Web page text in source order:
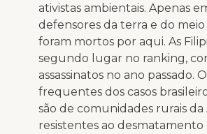
ativistas ambientais. Apenas
defensores da terra e do
foram mortos por aqui. As
segundo lugar no ranking,
assassinatos no ano passado.
frequentes dos casos
são de comunidades rurais da
resistentes ao